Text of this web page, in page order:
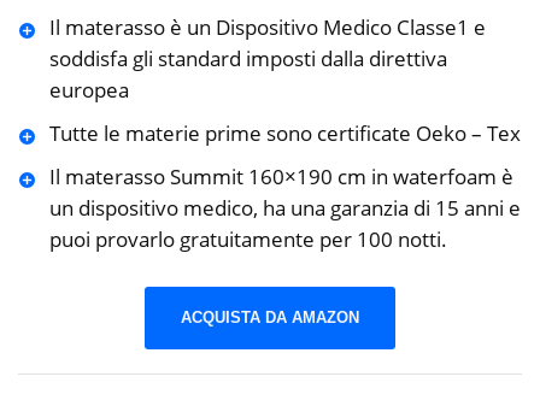
Il materasso è un Dispositivo Medico Classe1 e
soddisfa gli standard imposti dalla direttiva
europea
Tutte le materie prime sono certificate Oeko – Tex
Il materasso Summit 160×190 cm in waterfoam è
un dispositivo medico, ha una garanzia di 15 anni e
puoi provarlo gratuitamente per 100 notti.
ACQUISTA DA AMAZON